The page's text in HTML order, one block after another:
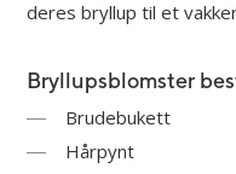
deres bryllup til et
Bryllupsblomster
Brudebukett
Hårpynt